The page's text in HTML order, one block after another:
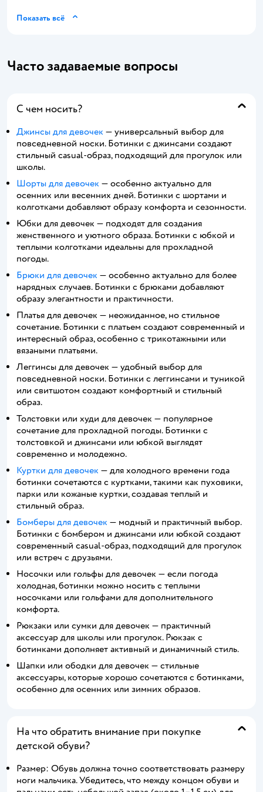
Показать всё
Часто задаваемые вопросы
С чем носить?
Джинсы для девочек — универсальный выбор для
повседневной носки. Ботинки с джинсами создают
стильный casual-образ, подходящий для прогулок или
школы.
Шорты для девочек — особенно актуально для
осенних или весенних дней. Ботинки с шортами и
колготками добавляют образу комфорта и сезонности.
Юбки для девочек — подходят для создания
женственного и уютного образа. Ботинки с юбкой и
теплыми колготками идеальны для прохладной
погоды.
Брюки для девочек — особенно актуально для более
нарядных случаев. Ботинки с брюками добавляют
образу элегантности и практичности.
Платья для девочек — неожиданное, но стильное
сочетание. Ботинки с платьем создают современный и
интересный образ, особенно с трикотажными или
вязаными платьями.
Леггинсы для девочек — удобный выбор для
повседневной носки. Ботинки с леггинсами и туникой
или свитшотом создают комфортный и стильный
образ.
Толстовки или худи для девочек — популярное
сочетание для прохладной погоды. Ботинки с
толстовкой и джинсами или юбкой выглядят
современно и молодежно.
Куртки для девочек — для холодного времени года
ботинки сочетаются с куртками, такими как пуховики,
парки или кожаные куртки, создавая теплый и
стильный образ.
Бомберы для девочек — модный и практичный выбор.
Ботинки с бомбером и джинсами или юбкой создают
современный casual-образ, подходящий для прогулок
или встреч с друзьями.
Носочки или гольфы для девочек — если погода
холодная, ботинки можно носить с теплыми
носочками или гольфами для дополнительного
комфорта.
Рюкзаки или сумки для девочек — практичный
аксессуар для школы или прогулок. Рюкзак с
ботинками дополняет активный и динамичный стиль.
Шапки или ободки для девочек — стильные
аксессуары, которые хорошо сочетаются с ботинками,
особенно для осенних или зимних образов.
На что обратить внимание при покупке
детской обуви?
Размер: Обувь должна точно соответствовать размеру
ноги мальчика. Убедитесь, что между концом обуви и